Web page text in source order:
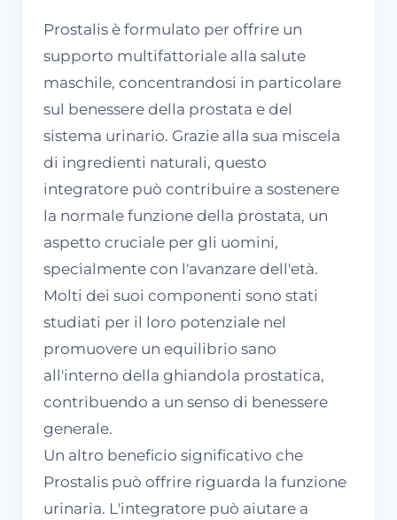
Prostalis è formulato per offrire un
supporto multifattoriale alla salute
maschile, concentrandosi in particolare
sul benessere della prostata e del
sistema urinario. Grazie alla sua miscela
di ingredienti naturali, questo
integratore può contribuire a sostenere
la normale funzione della prostata, un
aspetto cruciale per gli uomini,
specialmente con l'avanzare dell'età.
Molti dei suoi componenti sono stati
studiati per il loro potenziale nel
promuovere un equilibrio sano
all'interno della ghiandola prostatica,
contribuendo a un senso di benessere
generale.
Un altro beneficio significativo che
Prostalis può offrire riguarda la funzione
urinaria. L'integratore può aiutare a